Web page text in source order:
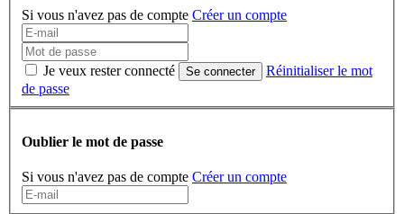
Si vous n'avez pas de compte Créer un compte
Je veux rester connecté Se connecter
Réinitialiser le mot
de passe
Oublier le mot de passe
Si vous n'avez pas de compte Créer un compte